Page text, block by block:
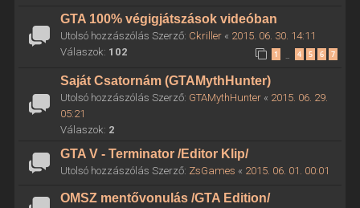
GTA 100% végigjátszások videóban
Utolsó hozzászólás Szerző: Ckriller« 2015. 06. 30. 14:11
Válaszok: 102 1 4 5 6 7
Saját Csatornám (GTAMythHunter)
Utolsó hozzászólás Szerző: GTAMythHunter« 2015. 06. 29.
05:21
Válaszok: 2
GTA V - Terminator /Editor Klip/
Utolsó hozzászólás Szerző: ZsGames « 2015. 06. 01. 00:01
OMSZ mentővonulás /GTA Edition/